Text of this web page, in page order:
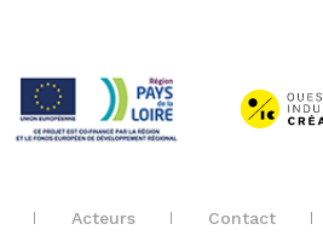
Acteurs Contact